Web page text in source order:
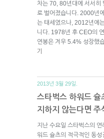
차는 70, 80년대에 서서히
로 벌어졌습니다. 2000년
는 태세였으나, 2012년에
니다. 1978년 후 CEO의
연봉은 겨우 5.4% 성장했
기
2013년 3월 29일.
스타벅스 하워드 슐
지하지 않는다면 주
지난 수요일 스타벅스의
워드 슐츠의 적극적인 동